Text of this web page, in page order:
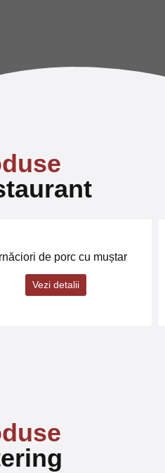
de porc cu muștar
Vezi detalii